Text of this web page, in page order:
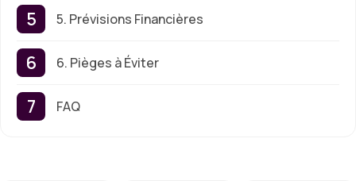
5. Prévisions Financières
6. Pièges à Éviter
FAQ